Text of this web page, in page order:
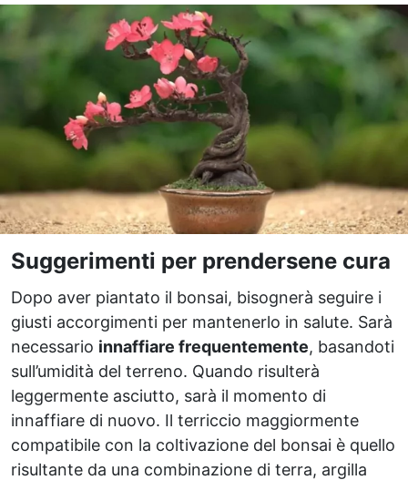
Suggerimenti per prendersene cura
Dopo aver piantato il bonsai, bisognerà seguire i
giusti accorgimenti per mantenerlo in salute. Sarà
necessario innaffiare frequentemente, basandoti
sull’umidità del terreno. Quando risulterà
leggermente asciutto, sarà il momento di
innaffiare di nuovo. Il terriccio maggiormente
compatibile con la coltivazione del bonsai è quello
risultante da una combinazione di terra, argilla